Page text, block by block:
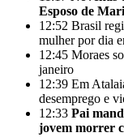
Esposo de
12:52 Brasil
mulher por dia
12:45 Moraes
janeiro
12:39 Em
desemprego e
12:33 Pai
jovem morrer